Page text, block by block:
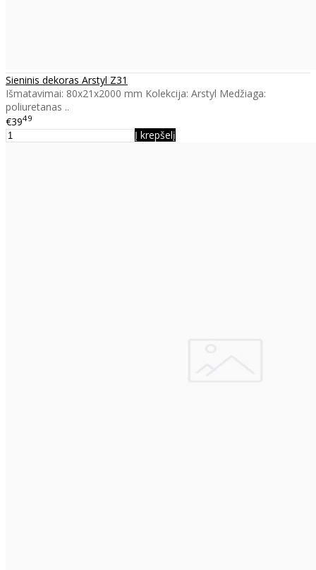
Sieninis dekoras Arstyl Z31
Išmatavimai: 80x21x2000 mm Kolekcija: Arstyl Medžiaga:
poliuretanas ..
€3949
Į krepšelį